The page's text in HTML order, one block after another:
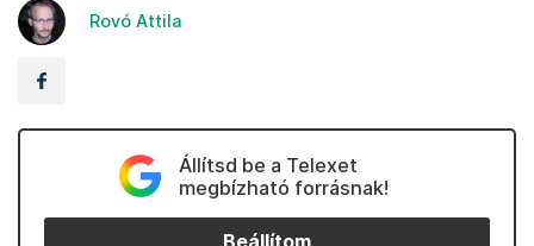
Rovó Attila
Állítsd be a Telexet
megbízható forrásnak!
Beállítom